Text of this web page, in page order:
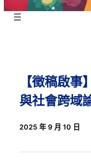
【徵稿啟
與社會跨域
2025 年 9 月 10 日